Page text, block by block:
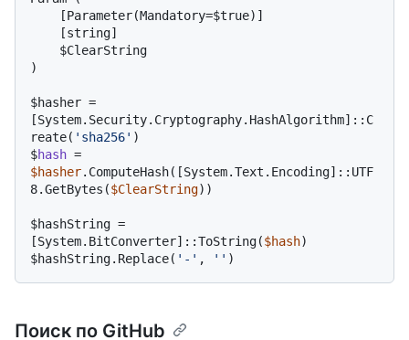
$hasher =
[System.Security.Cryptography.HashAlgorithm]::C
reate( 'sha256' )
$hash
$hasher.ComputeHash([System.Text.Encoding]::UTF
8.GetBytes($ClearString))
$hashString =
[System.BitConverter]::ToString($hash)
$hashString.Replace( '-' , '' )
Поиск по GitHub